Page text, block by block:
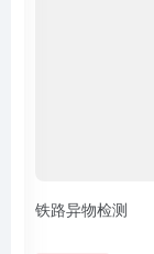
铁路异物检测